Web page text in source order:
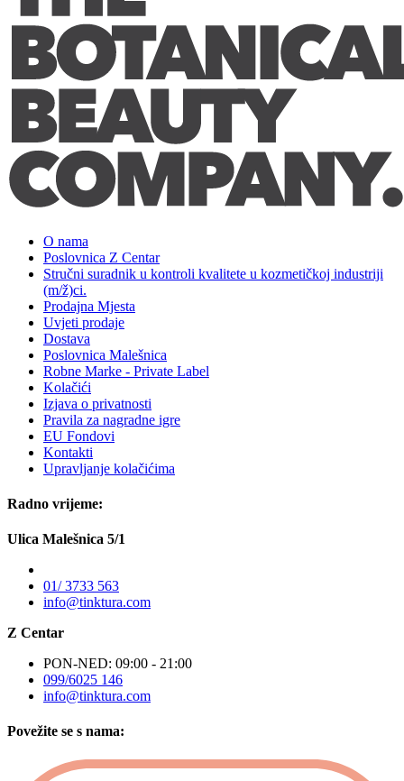
O nama
Poslovnica Z Centar
Stručni suradnik u kontroli kvalitete u kozmetičkoj industriji
(m/ž)ci.
Prodajna Mjesta
Uvjeti prodaje
Dostava
Poslovnica Malešnica
Robne Marke - Private Label
Kolačići
Izjava o privatnosti
Pravila za nagradne igre
EU Fondovi
Kontakti
Upravljanje kolačićima
Radno vrijeme:
Ulica Malešnica 5/1
01/ 3733 563
info@tinktura.com
Z Centar
PON-NED: 09:00 - 21:00
099/6025 146
info@tinktura.com
Povežite se s nama: